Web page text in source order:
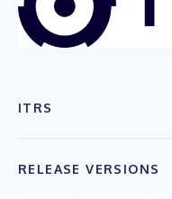
ITRS
RELEASE VERSIONS